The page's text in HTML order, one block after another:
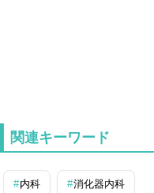
関連キーワード
内科 消化器内科